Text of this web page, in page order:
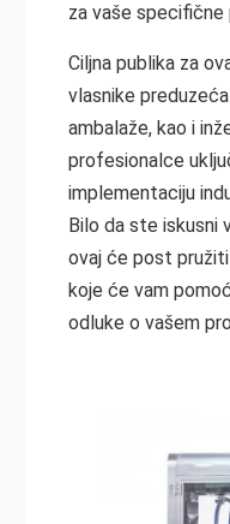
za vaše
Ciljna publika za
vlasnike
ambalaže, kao i
profesionalce
implementaciju
Bilo da ste iskusni
ovaj će post
koje će vam
odluke o vašem